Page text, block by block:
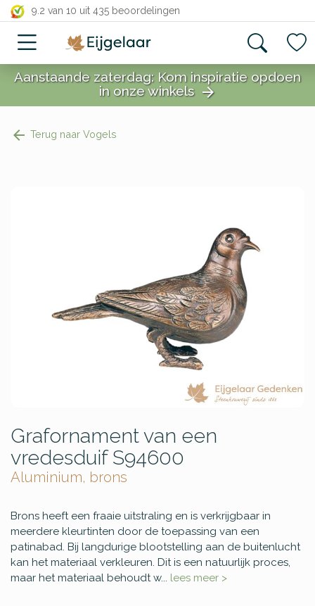
9.2 van 10 uit 435 beoordelingen
close
close
Aanstaande zaterdag: Kom inspiratie opdoen
in onze winkels arrow_forward
Terug naar Vogels
Grafornament van een
vredesduif S94600
Aluminium, brons
Brons heeft een fraaie uitstraling en is verkrijgbaar in
meerdere kleurtinten door de toepassing van een
patinabad. Bij langdurige blootstelling aan de buitenlucht
kan het materiaal verkleuren. Dit is een natuurlijk proces,
maar het materiaal behoudt w... lees meer >